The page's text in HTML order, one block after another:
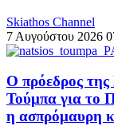
Skiathos Channel
7 Αυγούστου 2026
Ο πρόεδρος
Τούμπα για το
η ασπρόμαυρη